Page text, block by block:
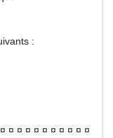
:
¤ ¤ ¤ ¤ ¤ ¤ ¤ ¤ ¤ ¤